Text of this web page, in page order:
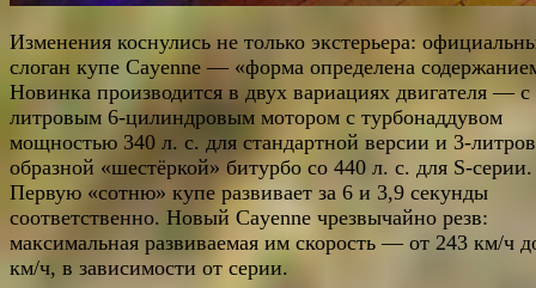
Изменения коснулись не только экстерьера:
слоган купе Cayenne — «форма определена
Новинка производится в двух вариациях двигателя — с
литровым 6-цилиндровым мотором с турбонаддувом
мощностью 340 л. с. для стандартной версии и 3-
образной «шестёркой» битурбо со 440 л. с. для S-серии.
Первую «сотню» купе развивает за 6 и 3,9 секунды
соответственно. Новый Cayenne чрезвычайно резв:
максимальная развиваемая им скорость — от 243 км/ч
км/ч, в зависимости от серии.